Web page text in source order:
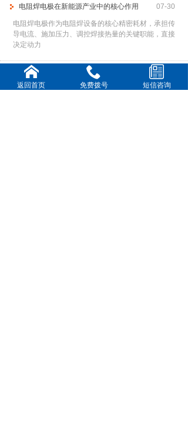
07-30
电阻焊电极在新能源产业中的核心作用
电阻焊电极作为电阻焊设备的核心精密耗材，承担传
导电流、施加压力、调控焊接热量的关键职能，直接
决定动力
07-28
提高电阻焊电极使用寿命
返回首页 免费拨号 短信咨询